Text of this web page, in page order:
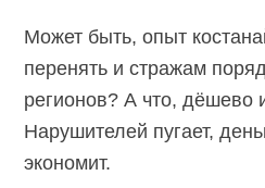
Может быть, опыт
перенять и стражам
регионов? А что, дёшево
Нарушителей пугает,
экономит.